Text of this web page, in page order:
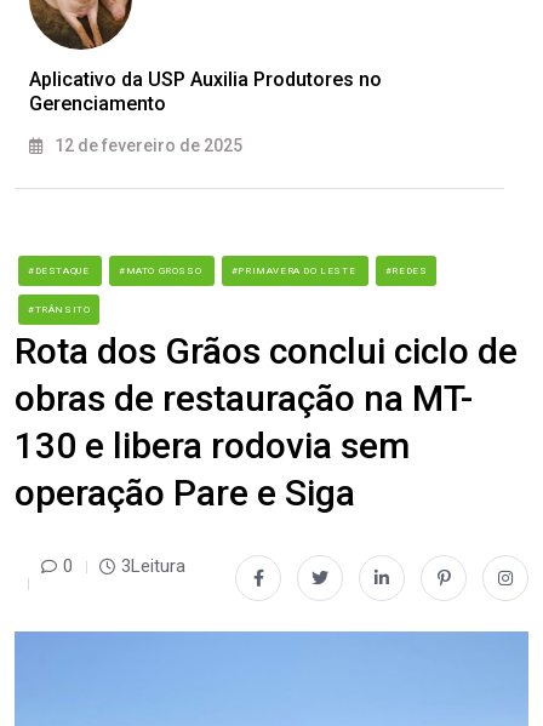
Aplicativo da USP Auxilia Produtores no
Gerenciamento
12 de fevereiro de 2025
#DESTAQUE #MATO GROSSO #PRIMAVERA DO LESTE #REDES
#TRÂNSITO
Rota dos Grãos conclui ciclo de
obras de restauração na MT-
130 e libera rodovia sem
operação Pare e Siga
0 3Leitura